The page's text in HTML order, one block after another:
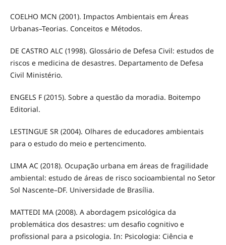
COELHO MCN (2001). Impactos Ambientais em Áreas
Urbanas–Teorias. Conceitos e Métodos.
DE CASTRO ALC (1998). Glossário de Defesa Civil: estudos de
riscos e medicina de desastres. Departamento de Defesa
Civil Ministério.
ENGELS F (2015). Sobre a questão da moradia. Boitempo
Editorial.
LESTINGUE SR (2004). Olhares de educadores ambientais
para o estudo do meio e pertencimento.
LIMA AC (2018). Ocupação urbana em áreas de fragilidade
ambiental: estudo de áreas de risco socioambiental no Setor
Sol Nascente–DF. Universidade de Brasília.
MATTEDI MA (2008). A abordagem psicológica da
problemática dos desastres: um desafio cognitivo e
profissional para a psicologia. In: Psicologia: Ciência e